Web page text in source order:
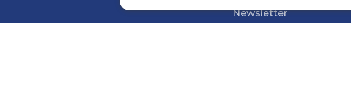
Newsletter